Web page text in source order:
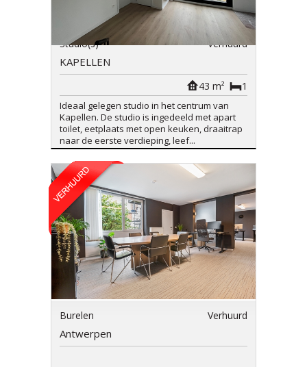
Studio(s) Verhuurd
KAPELLEN
1
43 m²
Ideaal gelegen studio in het centrum van
Kapellen. De studio is ingedeeld met apart
toilet, eetplaats met open keuken, draaitrap
naar de eerste verdieping, leef...
Burelen Verhuurd
Antwerpen